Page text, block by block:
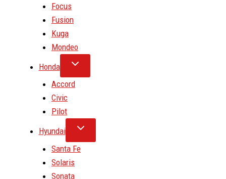
Focus
Fusion
Kuga
Mondeo
Honda
Accord
Civic
Pilot
Hyundai
Santa Fe
Solaris
Sonata